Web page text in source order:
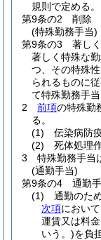
規則で定める。
第9条の2
削除
(特殊勤務手当)
第9条の3
著し
著しく特殊な
つ、その特殊
られるものに
て特殊勤務手当
2
前項の特殊勤
る。
(1)
伝染病防
(2)
死体処理
3
特殊勤務手当
(通勤手当)
第9条の4
通勤
(1)
通勤のた
次項におい
運賃又は料金
いう。)を負